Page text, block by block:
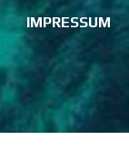
IMPRESSUM